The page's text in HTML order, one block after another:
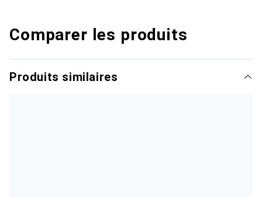
Comparer les produits
Produits similaires